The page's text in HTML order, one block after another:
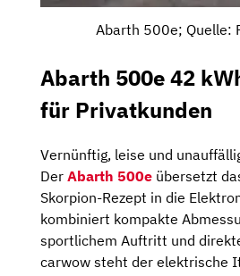
Abarth 500e; Quelle:
Abarth 500e 42
für Privatkunden
Vernünftig, leise und
Der Abarth 500e übersetzt
Skorpion-Rezept in die
kombiniert kompakte
sportlichem Auftritt und
carwow steht der elektrische